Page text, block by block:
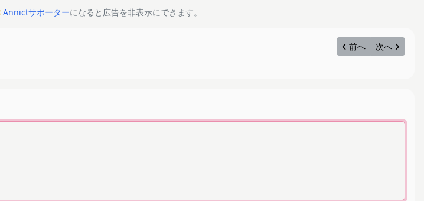
Annictサポーターになると広告を非表示にできます。
前へ
次へ